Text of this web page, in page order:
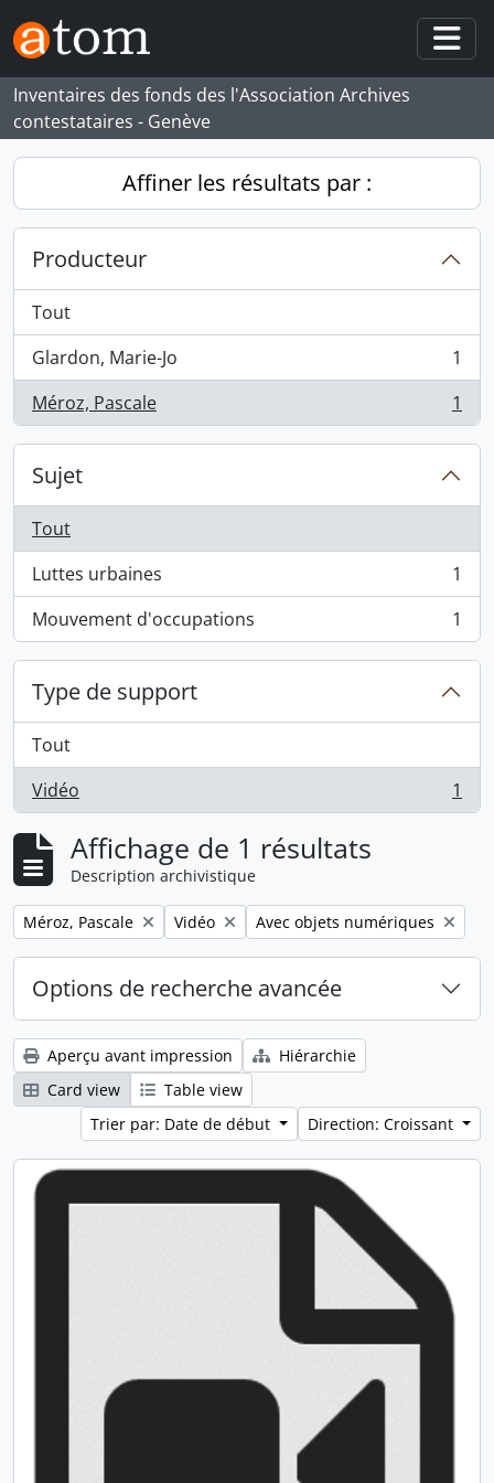
Skip to main content
Inventaires des fonds des l'Association Archives
contestataires - Genève
Affiner les résultats par :
Producteur
Tout
Glardon, Marie-Jo
, 1 résultats
1
Méroz, Pascale
, 1 résultats 1
Sujet
Tout
Luttes urbaines
, 1 résultats
1
Mouvement d'occupations
, 1 résultats 1
Type de support
Tout
Vidéo
, 1 résultats 1
Affichage de 1 résultats
Description archivistique
Remove filter:
Méroz, Pascale Remove filter:
Vidéo Remove filter:
Avec objets numériques
Options de recherche avancée
Aperçu avant impression
Hiérarchie
Card view
Table view
Trier par: Date de début
Direction: Croissant